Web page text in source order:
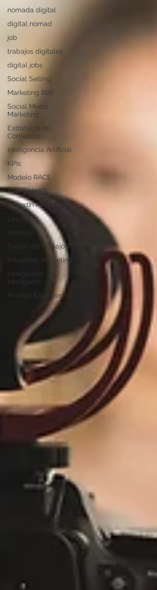
nomada digital
digital nomad
job
trabajos digitales
digital jobs
Social Selling
Marketing B2B
Social Media
Marketing
Estrategia de
Contenido
Inteligencia Artificial
KPIs
Modelo RACE
KPIs SMART
LinkedIn Marketing
Leads
Ventas
Futuro del trabajo
Influencer Marketing
Indagación
Inteligente
Prompt Engineering